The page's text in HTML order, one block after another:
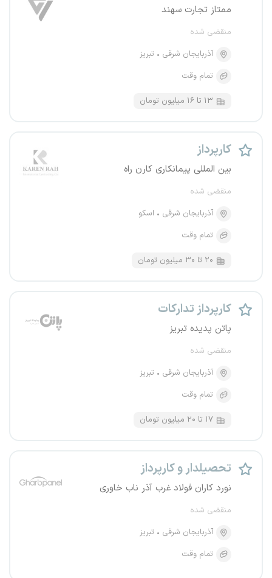
ممتاز تجارت سهند
منقضی شده
آذربایجان شرقی
تبریز
تمام وقت
۱۳ تا ۱۶ میلیون تومان
کارپرداز
بین المللی پیمانکاری کارن راه
منقضی شده
آذربایجان شرقی
اسکو
تمام وقت
۲۰ تا ۳۰ میلیون تومان
کارپرداز تدارکات
پاتن پدیده تبریز
منقضی شده
آذربایجان شرقی
تبریز
تمام وقت
۱۷ تا ۲۰ میلیون تومان
تحصیلدار و کارپرداز
نورد کاران فولاد غرب آذر ناب خاوری
منقضی شده
آذربایجان شرقی
تبریز
تمام وقت